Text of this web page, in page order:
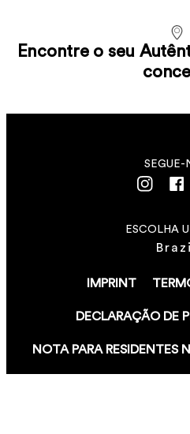
Encontre o seu
IMPRINT
DECLARAÇÃO DE
NOTA PARA RESIDENTES
ESCOLHA
Brazil
SEGUE-